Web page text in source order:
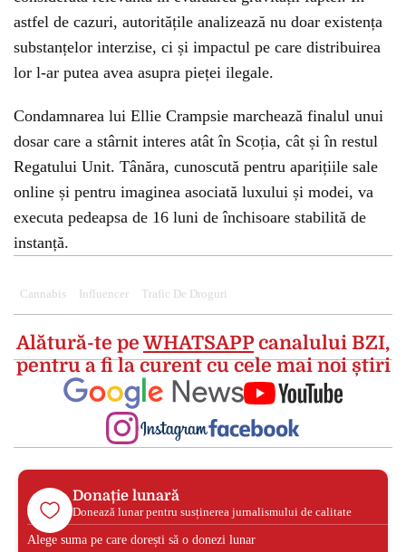
astfel de cazuri, autoritățile analizează nu doar existența
substanțelor interzise, ci și impactul pe care distribuirea
lor l-ar putea avea asupra pieței ilegale.
Condamnarea lui Ellie Crampsie marchează finalul unui
dosar care a stârnit interes atât în Scoția, cât și în restul
Regatului Unit. Tânăra, cunoscută pentru aparițiile sale
online și pentru imaginea asociată luxului și modei, va
executa pedeapsa de 16 luni de închisoare stabilită de
instanță.
Cannabis Influencer Trafic De Droguri
Alătură-te peWHATSAPPcanalului BZI,
pentru a fi la curent cu cele mai noi știri
Donație lunară
Donează lunar pentru susținerea jurnalismului de calitate
Alege suma pe care dorești să o donezi lunar